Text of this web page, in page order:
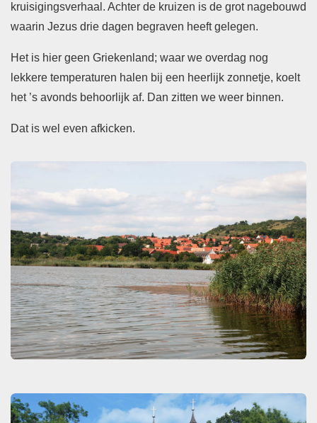
kruisigingsverhaal. Achter de kruizen is de grot nagebouwd
waarin Jezus drie dagen begraven heeft gelegen.
Het is hier geen Griekenland; waar we overdag nog
lekkere temperaturen halen bij een heerlijk zonnetje, koelt
het ’s avonds behoorlijk af. Dan zitten we weer binnen.
Dat is wel even afkicken.